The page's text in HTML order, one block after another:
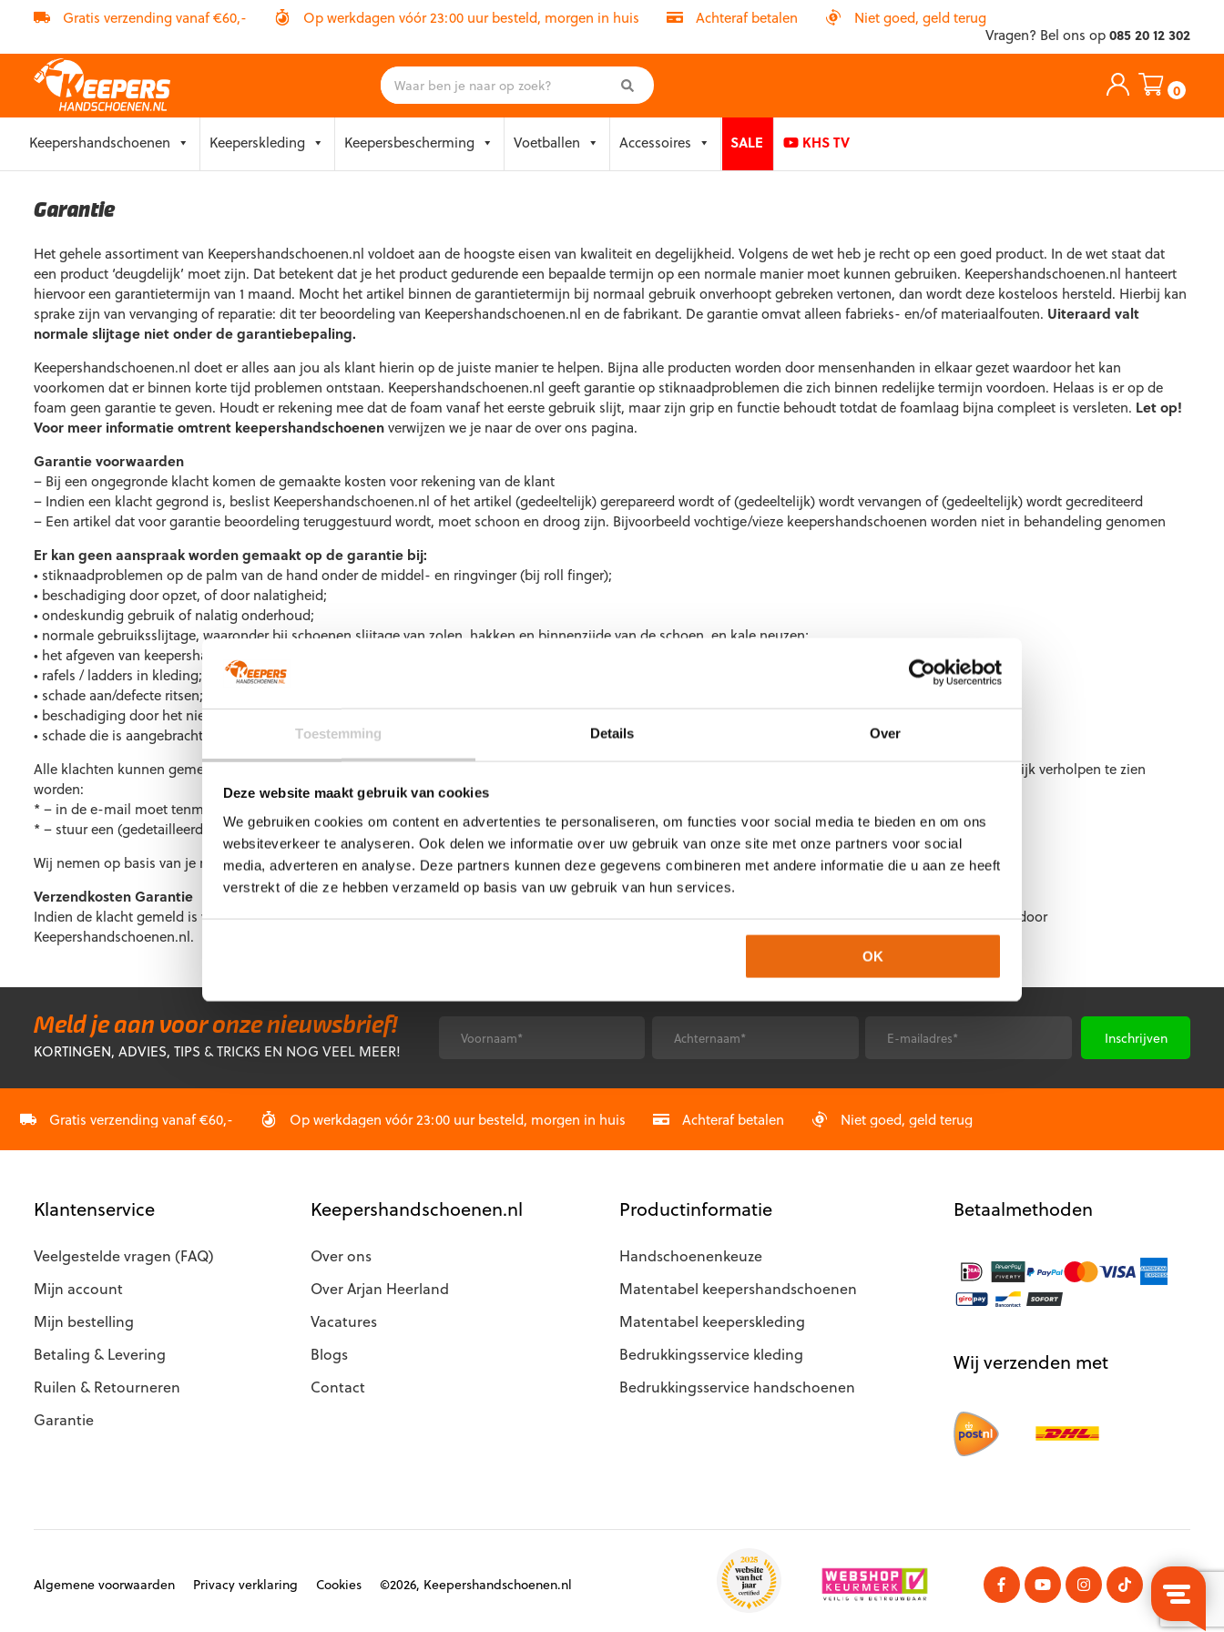
Toestemming Details Over
Deze website maakt gebruik van cookies
We gebruiken cookies om content en advertenties te personaliseren, om functies voor social media te bieden en om ons
websiteverkeer te analyseren. Ook delen we informatie over uw gebruik van onze site met onze partners voor social
media, adverteren en analyse. Deze partners kunnen deze gegevens combineren met andere informatie die u aan ze heeft
verstrekt of die ze hebben verzameld op basis van uw gebruik van hun services.
OK
Gratis verzending vanaf €60,- Op werkdagen vóór 23:00 uur besteld, morgen in huis Achteraf betalen
Niet goed, geld terug
Vragen? Bel ons op085 20 12 302
0
toKeepershandschoenen Keeperskleding Keepersbescherming Voetballen Accessoires SALE KHS TV
Garantie
Het gehele assortiment van Keepershandschoenen.nl voldoet aan de hoogste eisen van kwaliteit en degelijkheid. Volgens de wet heb je recht op een goed product. In de wet staat dat
een product ‘deugdelijk’ moet zijn. Dat betekent dat je het product gedurende een bepaalde termijn op een normale manier moet kunnen gebruiken. Keepershandschoenen.nl hanteert
hiervoor een garantietermijn van 1 maand. Mocht het artikel binnen de garantietermijn bij normaal gebruik onverhoopt gebreken vertonen, dan wordt deze kosteloos hersteld. Hierbij kan
sprake zijn van vervanging of reparatie: dit ter beoordeling van Keepershandschoenen.nl en de fabrikant. De garantie omvat alleen fabrieks- en/of materiaalfouten. Uiteraard valt
normale slijtage niet onder de garantiebepaling.
Keepershandschoenen.nl doet er alles aan jou als klant hierin op de juiste manier te helpen. Bijna alle producten worden door mensenhanden in elkaar gezet waardoor het kan
voorkomen dat er binnen korte tijd problemen ontstaan. Keepershandschoenen.nl geeft garantie op stiknaadproblemen die zich binnen redelijke termijn voordoen. Helaas is er op de
foam geen garantie te geven. Houdt er rekening mee dat de foam vanaf het eerste gebruik slijt, maar zijn grip en functie behoudt totdat de foamlaag bijna compleet is versleten. Let op!
Voor meer informatie omtrent keepershandschoenenverwijzen we je naar deover ons pagina.
Garantie voorwaarden
– Bij een ongegronde klacht komen de gemaakte kosten voor rekening van de klant
– Indien een klacht gegrond is, beslist Keepershandschoenen.nl of het artikel (gedeeltelijk) gerepareerd wordt of (gedeeltelijk) wordt vervangen of (gedeeltelijk) wordt gecrediteerd
– Een artikel dat voor garantie beoordeling teruggestuurd wordt, moet schoon en droog zijn. Bijvoorbeeld vochtige/vieze keepershandschoenen worden niet in behandeling genomen
Er kan geen aanspraak worden gemaakt op de garantie bij:
• stiknaadproblemen op de palm van de hand onder de middel- en ringvinger (bij roll finger);
• beschadiging door opzet, of door nalatigheid;
• ondeskundig gebruik of nalatig onderhoud;
• normale gebruiksslijtage, waaronder bij schoenen slijtage van zolen, hakken en binnenzijde van de schoen en kale neuzen;
• het afgeven van keepershandschoenen en/of kleding;
• rafels / ladders in kleding;
• schade aan/defecte ritsen;
• beschadiging door het niet of niet juist in acht nemen van de gebruiksaanwijzing;
• schade die is aangebracht door natuur, mens of dier
Alle klachten kunnen gemeld worden opinfo@keepershandschoenen.nl. Graag vragen we je de volgende instructies te volgen om je klacht zo spoedig mogelijk verholpen te zien
worden:
* – in de e-mail moet tenminste vermeld staan:
* – stuur een (gedetailleerde)
foto van de klacht.
Wij nemen op basis van je melding zsm contact met je op om je verdere instructies te voorzien.
Verzendkosten Garantie
Indien de klacht gemeld is via het hierboven genoemde e-mailadres en vervanging is toegezegd dan zijn de retourkosten voor de klant, tenzij anders besloten door
Keepershandschoenen.nl.
Meld je aan voor onze nieuwsbrief!
KORTINGEN, ADVIES, TIPS & TRICKS EN NOG VEEL MEER! Voornaam* Achternaam*
Gratis verzending vanaf €60,-
Op werkdagen vóór 23:00 uur besteld, morgen in huis Achteraf betalen Niet goed, geld terug
Klantenservice
Veelgestelde vragen (FAQ)
Mijn account
Mijn bestelling
Betaling & Levering
Ruilen & Retourneren
Garantie
Keepershandschoenen.nl
Over ons
Over Arjan Heerland
Vacatures
Blogs
Contact
Productinformatie
Handschoenenkeuze
Matentabel keepershandschoenen
Matentabel keeperskleding
Bedrukkingsservice kleding
Bedrukkingsservice handschoenen
Betaalmethoden
Wij verzenden met
Algemene voorwaarden Privacy verklaring Cookies ©2026, Keepershandschoenen.nl